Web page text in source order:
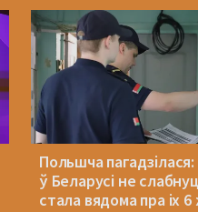
Польшча пагадзілася:
ў Беларусі не
стала вядома пра іх 6